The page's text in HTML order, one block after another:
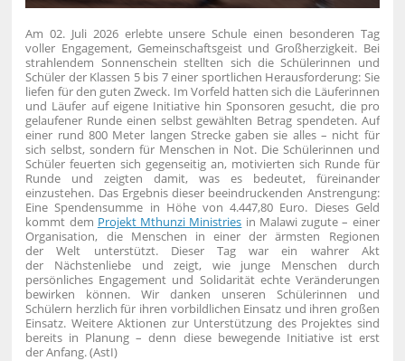
Am 02. Juli 2026 erlebte unsere Schule einen besonderen Tag
voller Engagement, Gemeinschaftsgeist und Großherzigkeit. Bei
strahlendem Sonnenschein stellten sich die Schülerinnen und
Schüler der Klassen 5 bis 7 einer sportlichen Herausforderung: Sie
liefen für den guten Zweck. Im Vorfeld hatten sich die Läuferinnen
und Läufer auf eigene Initiative hin Sponsoren gesucht, die pro
gelaufener Runde einen selbst gewählten Betrag spendeten. Auf
einer rund 800 Meter langen Strecke gaben sie alles – nicht für
sich selbst, sondern für Menschen in Not. Die Schülerinnen und
Schüler feuerten sich gegenseitig an, motivierten sich Runde für
Runde und zeigten damit, was es bedeutet, füreinander
einzustehen. Das Ergebnis dieser beeindruckenden Anstrengung:
Eine Spendensumme in Höhe von 4.447,80 Euro. Dieses Geld
kommt dem Projekt Mthunzi Ministries in Malawi zugute – einer
Organisation, die Menschen in einer der ärmsten Regionen
der Welt unterstützt. Dieser Tag war ein wahrer Akt
der Nächstenliebe und zeigt, wie junge Menschen durch
persönliches Engagement und Solidarität echte Veränderungen
bewirken können.Wir danken unseren Schülerinnen und
Schülern herzlich für ihren vorbildlichen Einsatz und ihren großen
Einsatz. Weitere Aktionen zur Unterstützung des Projektes sind
bereits in Planung – denn diese bewegende Initiative ist erst
der Anfang. (AstI)